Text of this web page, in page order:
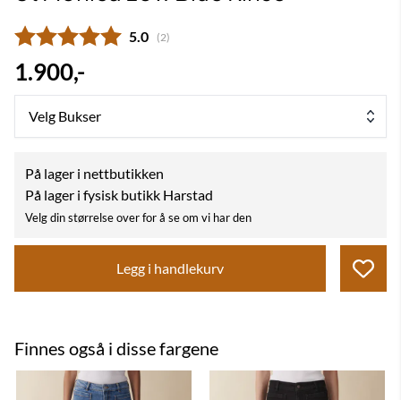
Gjennomsnittskarakter:
5.0 (stemmer:
2)
1.900,-
Velg Bukser
På lager i nettbutikken
På lager i fysisk butikk Harstad
Velg din størrelse over for å se om vi har den
Legg i handlekurv
Finnes også i disse fargene